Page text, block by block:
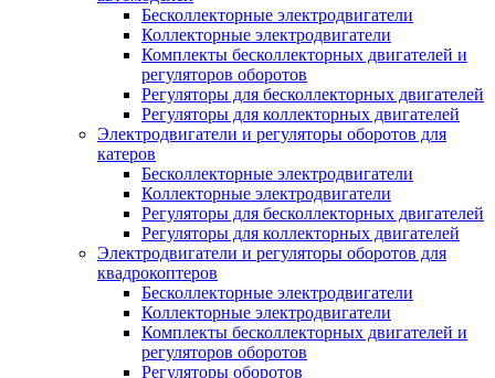
Бесколлекторные электродвигатели
Коллекторные электродвигатели
Комплекты бесколлекторных двигателей и
регуляторов оборотов
Регуляторы для бесколлекторных двигателей
Регуляторы для коллекторных двигателей
Электродвигатели и регуляторы оборотов для
катеров
Бесколлекторные электродвигатели
Коллекторные электродвигатели
Регуляторы для бесколлекторных двигателей
Регуляторы для коллекторных двигателей
Электродвигатели и регуляторы оборотов для
квадрокоптеров
Бесколлекторные электродвигатели
Коллекторные электродвигатели
Комплекты бесколлекторных двигателей и
регуляторов оборотов
Регуляторы оборотов